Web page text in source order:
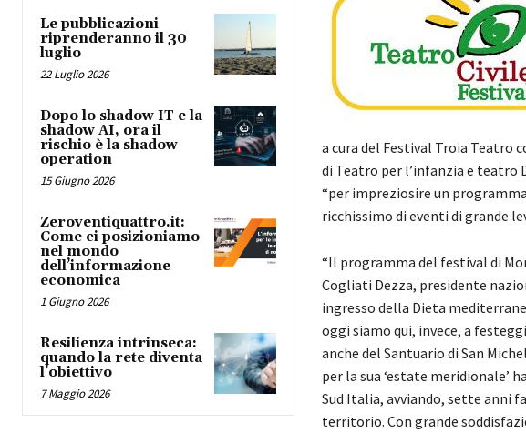
Le pubblicazioni
riprenderanno il 30
luglio
22 Luglio 2026
Dopo lo shadow IT e la
shadow AI, ora il
rischio è la shadow
operation
15 Giugno 2026
Zeroventiquattro.it:
Come ci posizioniamo
nel mondo
dell’informazione
economica
1 Giugno 2026
Resilienza intrinseca:
quando la rete diventa
l’obiettivo
7 Maggio 2026
a cura del Festival Troia Teatro
di Teatro per l’infanzia e teatro
“per impreziosire un
ricchissimo di eventi di grande
“Il programma del festival di
Cogliati Dezza, presidente
ingresso della Dieta
oggi siamo qui, invece, a
anche del Santuario di San
per la sua ‘estate meridionale’
Sud Italia, avviando, sette anni
territorio. Con grande